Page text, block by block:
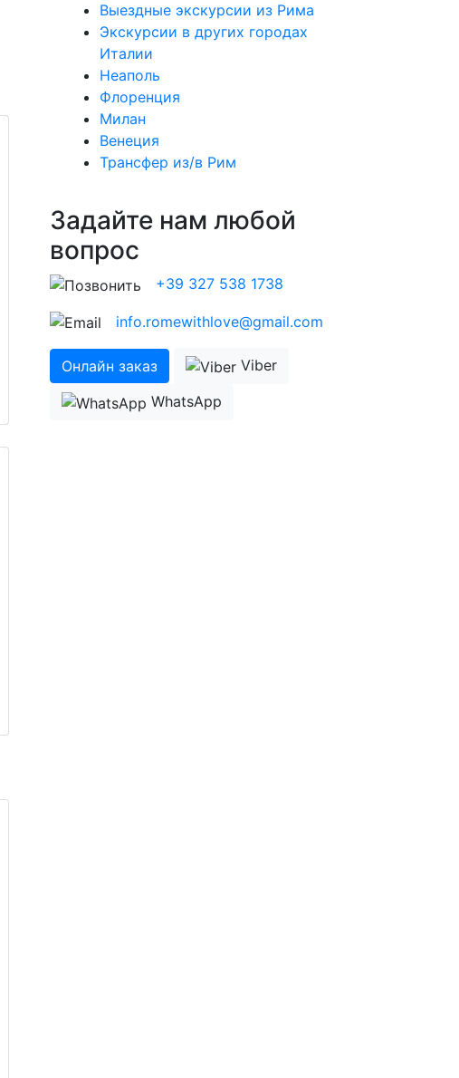
Выездные экскурсии из Рима
Экскурсии в других городах
Италии
Неаполь
Флоренция
Милан
Венеция
Трансфер из/в Рим
Задайте нам любой
вопрос
+39 327 538 1738
info.romewithlove@gmail.com
Онлайн заказ
Viber
WhatsApp